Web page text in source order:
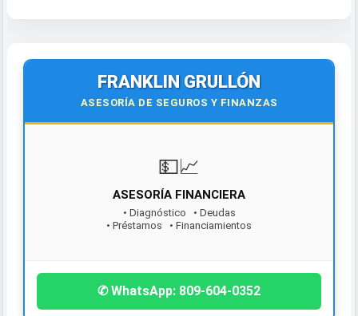
FRANKLIN GRULLÓN
ASESORÍA DE SEGUROS Y FINANZAS
• Diagnóstico • Deudas
• Préstamos • Financiamientos
¡Contáctanos hoy!
✆ WhatsApp: 809-604-0352